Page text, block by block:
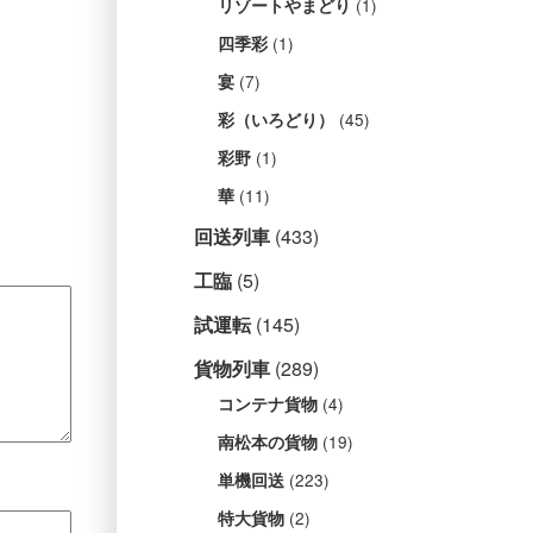
リゾートやまどり (1)
四季彩 (1)
宴 (7)
彩（いろどり） (45)
彩野 (1)
華 (11)
回送列車 (433)
工臨 (5)
試運転(145)
貨物列車 (289)
コンテナ貨物 (4)
南松本の貨物 (19)
単機回送 (223)
特大貨物 (2)